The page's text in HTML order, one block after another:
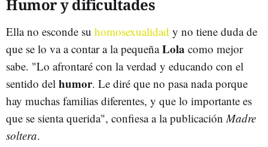
Humor y dificultades
Ella no esconde su homosexualidad y no tiene duda de
que se lo va a contar a la pequeñaLola como mejor
sabe. "Lo afrontaré con la verdad y educando con el
sentido del humor. Le diré que no pasa nada porque
hay muchas familias diferentes, y que lo importante es
que se sienta querida", confiesa a la publicaciónMadre
soltera.